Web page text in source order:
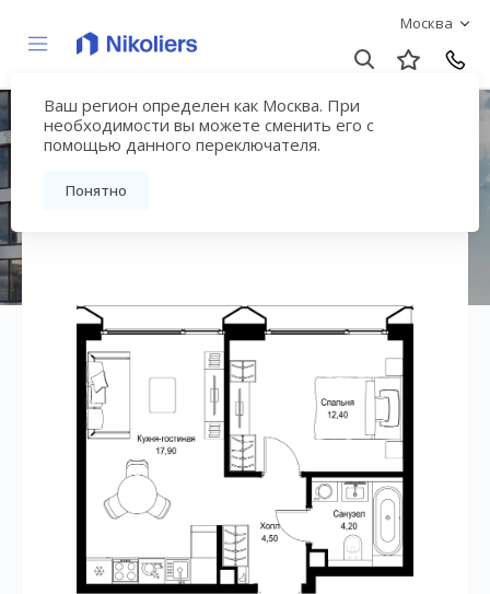
Москва
Ваш регион определен как Москва. При
необходимости вы можете сменить его с
помощью данного переключателя.
Понятно
ЖК «СИТИДЗЕН»
Вернуться на страницу жилого комплекса